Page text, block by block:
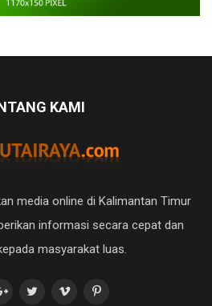
KAMI
media online di Kalimantan Timur
informasi secara cepat dan
masyarakat luas.